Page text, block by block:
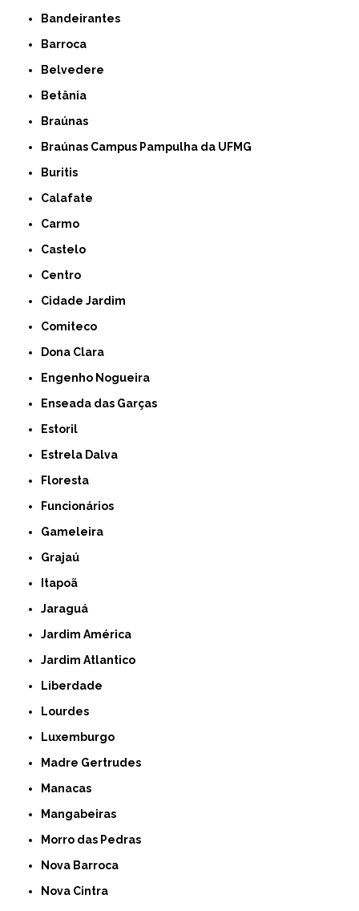
Bandeirantes
Barroca
Belvedere
Betânia
Braúnas
Braúnas Campus Pampulha da UFMG
Buritis
Calafate
Carmo
Castelo
Centro
Cidade Jardim
Comiteco
Dona Clara
Engenho Nogueira
Enseada das Garças
Estoril
Estrela Dalva
Floresta
Funcionários
Gameleira
Grajaú
Itapoã
Jaraguá
Jardim América
Jardim Atlantico
Liberdade
Lourdes
Luxemburgo
Madre Gertrudes
Manacas
Mangabeiras
Morro das Pedras
Nova Barroca
Nova Cintra